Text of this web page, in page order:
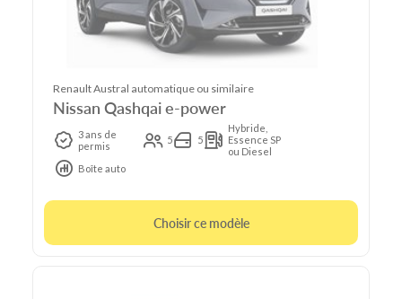
Renault Austral automatique ou similaire
Nissan Qashqai e-power
3 ans de
permis
5 5
Hybride,
Essence SP
ou Diesel
Boîte auto
Choisir ce modèle